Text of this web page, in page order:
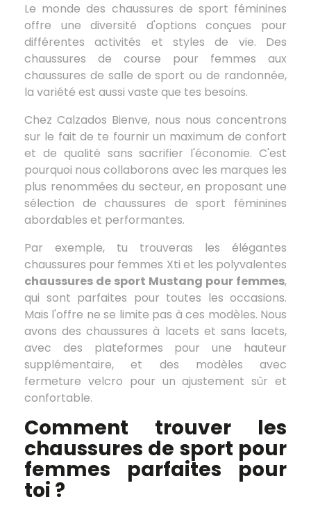
Le monde des chaussures de sport féminines
offre une diversité d'options conçues pour
différentes activités et styles de vie. Des
chaussures de course pour femmes aux
chaussures de salle de sport ou de randonnée,
la variété est aussi vaste que tes besoins.
Chez Calzados Bienve, nous nous concentrons
sur le fait de te fournir un maximum de confort
et de qualité sans sacrifier l'économie. C'est
pourquoi nous collaborons avec les marques les
plus renommées du secteur, en proposant une
sélection de chaussures de sport féminines
abordables et performantes.
Par exemple, tu trouveras les élégantes
chaussures pour femmes Xti et les polyvalentes
chaussures de sport Mustang pour femmes,
qui sont parfaites pour toutes les occasions.
Mais l'offre ne se limite pas à ces modèles. Nous
avons des chaussures à lacets et sans lacets,
avec des plateformes pour une hauteur
supplémentaire, et des modèles avec
fermeture velcro pour un ajustement sûr et
confortable.
Comment trouver les
chaussures de sport pour
femmes parfaites pour
toi ?